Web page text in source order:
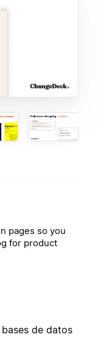
pages so you
for product
de datos